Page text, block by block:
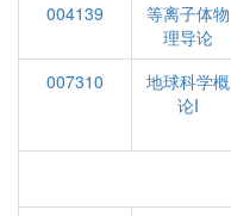
004139
等离子体物
理导论
007310
地球科学概
论I